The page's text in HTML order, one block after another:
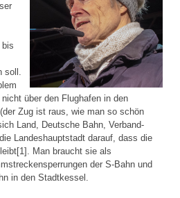
bis
soll.
über den Flughafen in den
Zug ist raus, wie man so schön
Land, Deutsche Bahn, Verband-
Landeshauptstadt darauf, dass die
Man braucht sie als
der S-Bahn und
in den Stadtkessel.